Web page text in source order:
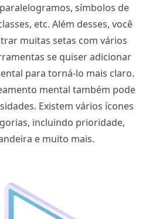
símbolos de
etc. Além desses, você
muitas setas com vários
se quiser adicionar
para torná-lo mais claro.
mental também pode
Existem vários ícones
incluindo prioridade,
e muito mais.